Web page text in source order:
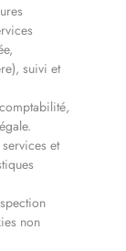
suivi et
et
non